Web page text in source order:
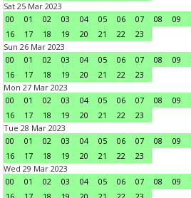
Sat 25 Mar 2023
00
01 02 03 04 05 06 07 08 09
16
17 18 19 20 21 22
23
Sun 26 Mar 2023
00
01 02 03 04 05 06 07 08 09
16
17 18 19 20 21 22
23
Mon 27 Mar 2023
00
01 02 03 04 05 06 07 08 09
16
17 18 19 20 21 22
23
Tue 28 Mar 2023
00
01 02 03 04 05 06 07 08 09
16
17 18 19 20 21 22
23
Wed 29 Mar 2023
00
01 02 03 04 05 06 07 08 09